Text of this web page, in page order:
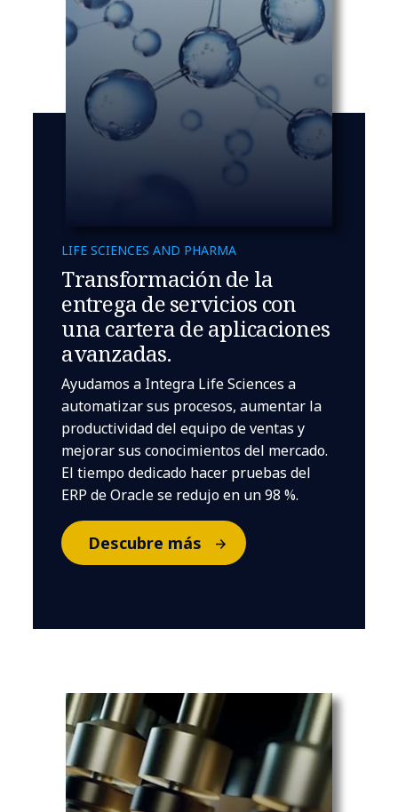
LIFE SCIENCES AND PHARMA
Transformación de la
entrega de servicios con
una cartera de aplicaciones
avanzadas.
Ayudamos a Integra Life Sciences a
automatizar sus procesos, aumentar la
productividad del equipo de ventas y
mejorar sus conocimientos del mercado.
El tiempo dedicado hacer pruebas del
ERP de Oracle se redujo en un 98 %.
Descubre más